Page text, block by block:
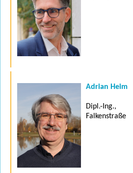
Adrian Heim
Dipl.-Ing.,
Falkenstraße